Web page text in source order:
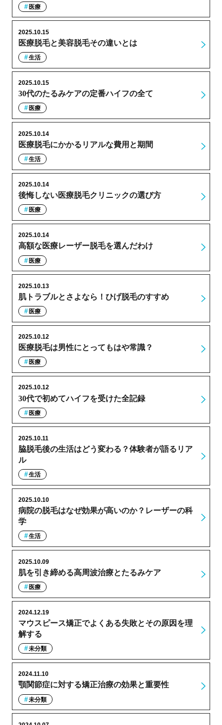
医療
医療脱毛と美容脱毛その違いとは
2025.10.15
生活
30代のたるみケアの定番ハイフの全て
2025.10.15
医療
医療脱毛にかかるリアルな費用と期間
2025.10.14
生活
後悔しない医療脱毛クリニックの選び方
2025.10.14
医療
高額な医療レーザー脱毛を選んだわけ
2025.10.14
医療
肌トラブルとさよなら！ひげ脱毛のすすめ
2025.10.13
医療
医療脱毛は男性にとってもはや常識？
2025.10.12
医療
30代で初めてハイフを受けた全記録
2025.10.12
医療
脇脱毛後の生活はどう変わる？体験者が語るリア
ル
2025.10.11
生活
病院の脱毛はなぜ効果が高いのか？レーザーの科
学
2025.10.10
生活
肌を引き締める高周波治療とたるみケア
2025.10.09
医療
マウスピース矯正でよくある失敗とその原因を理
解する
2024.12.19
未分類
顎関節症に対する矯正治療の効果と重要性
2024.11.10
未分類